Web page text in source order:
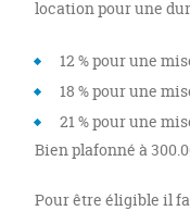
location pour une
12 % pour une
18 % pour une
21 % pour une
Bien plafonné à
Pour être éligible il